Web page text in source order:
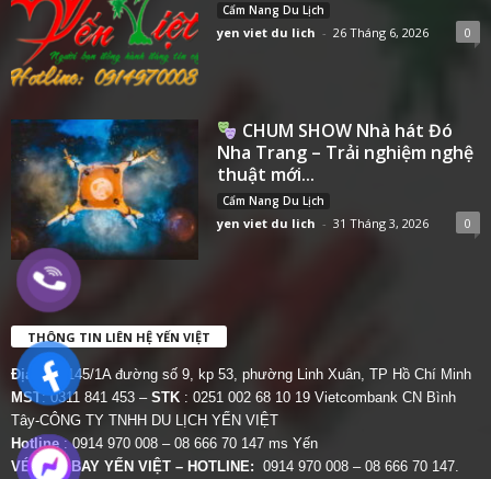
Cẩm Nang Du Lịch
yen viet du lich - 26 Tháng 6, 2026 0
CHUM SHOW Nhà hát Đó
Nha Trang – Trải nghiệm nghệ
thuật mới...
Cẩm Nang Du Lịch
yen viet du lich - 31 Tháng 3, 2026 0
THÔNG TIN LIÊN HỆ YẾN VIỆT
Địa chỉ:
145/1A đường số 9, kp 53, phường Linh Xuân, TP Hồ Chí Minh
MST: 0311 841 453 – STK : 0251 002 68 10 19 Vietcombank CN Bình
Tây-CÔNG TY TNHH DU LỊCH YẾN VIỆT
Hotline : 0914 970 008 – 08 666 70 147 ms Yến
VÉ MÁY BAY YẾN VIỆT – HOTLINE: 0914 970 008 – 08 666 70 147.